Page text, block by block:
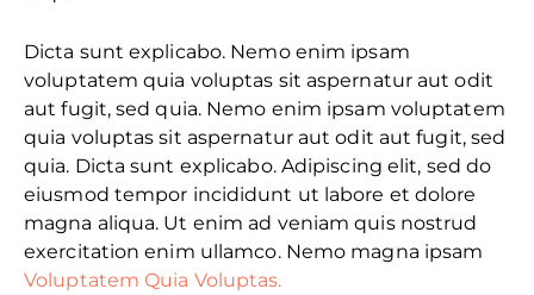
Dicta sunt explicabo. Nemo enim ipsam
voluptatem quia voluptas sit aspernatur aut odit
aut fugit, sed quia. Nemo enim ipsam voluptatem
quia voluptas sit aspernatur aut odit aut fugit, sed
quia. Dicta sunt explicabo. Adipiscing elit, sed do
eiusmod tempor incididunt ut labore et dolore
magna aliqua. Ut enim ad veniam quis nostrud
exercitation enim ullamco. Nemo magna ipsam
Voluptatem Quia Voluptas.